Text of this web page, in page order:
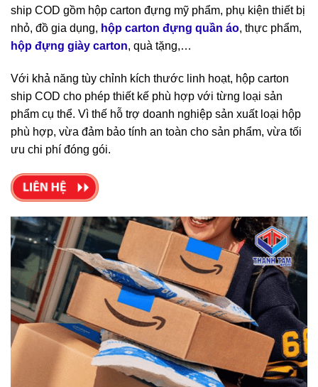
ship COD gồm hộp carton đựng mỹ phẩm, phụ kiện thiết bị
nhỏ, đồ gia dụng, hộp carton đựng quần áo, thực phẩm,
hộp đựng giày carton, quà tặng,…
Với khả năng tùy chỉnh kích thước linh hoạt, hộp carton
ship COD cho phép thiết kế phù hợp với từng loại sản
phẩm cụ thể. Vì thế hỗ trợ doanh nghiệp sản xuất loại hộp
phù hợp, vừa đảm bảo tính an toàn cho sản phẩm, vừa tối
ưu chi phí đóng gói.